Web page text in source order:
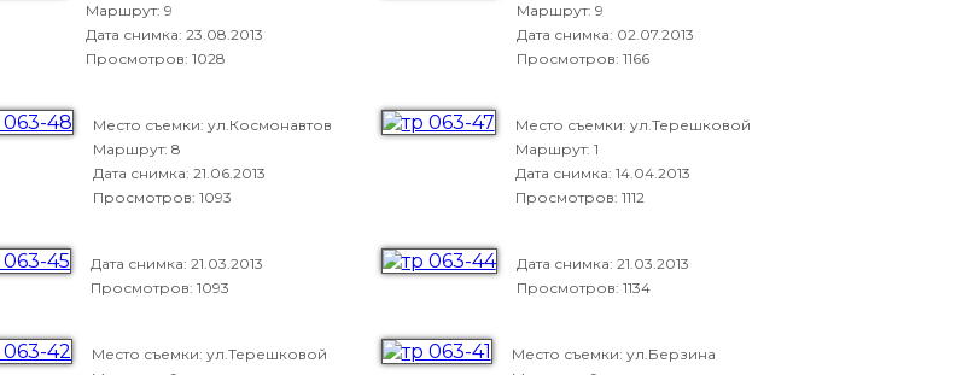
Маршрут: 9
Дата снимка:23.08.2013
Просмотров: 1028
Маршрут: 9
Дата снимка: 02.07.2013
Просмотров: 1166
Место съемки: ул.Космонавтов
Маршрут: 8
Дата снимка:21.06.2013
Просмотров: 1093
Место съемки: ул.Терешковой
Маршрут: 1
Дата снимка: 14.04.2013
Просмотров: 1112
Дата снимка:21.03.2013
Просмотров: 1093
Дата снимка: 21.03.2013
Просмотров: 1134
Место съемки: ул.Терешковой
Место съемки: ул.Берзина